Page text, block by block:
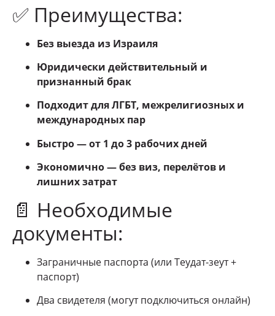
✅ Преимущества:
Без выезда из Израиля
Юридически действительный и
признанный брак
Подходит для ЛГБТ, межрелигиозных и
международных пар
Быстро — от 1 до 3 рабочих дней
Экономично — без виз, перелётов и
лишних затрат
📄 Необходимые
документы:
Заграничные паспорта (или Теудат-зеут +
паспорт)
Два свидетеля (могут подключиться онлайн)